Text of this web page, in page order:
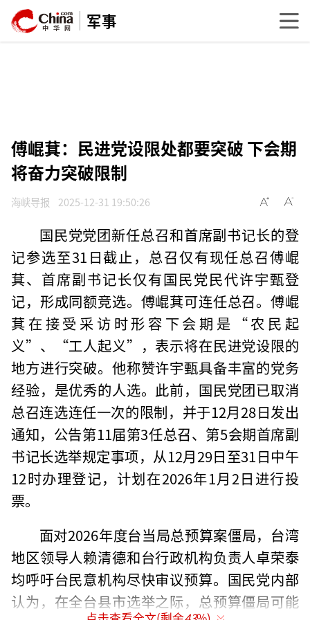
军事
傅崐萁：民进党设限处都要突破 下会期
将奋力突破限制
海峡导报 2025-12-31 19:50:26
国民党党团新任总召和首席副书记长的登
记参选至31日截止，总召仅有现任总召傅崐
萁、首席副书记长仅有国民党民代许宇甄登
记，形成同额竞选。傅崐萁可连任总召。傅崐
萁在接受采访时形容下会期是“农民起
义”、“工人起义”，表示将在民进党设限的
地方进行突破。他称赞许宇甄具备丰富的党务
经验，是优秀的人选。此前，国民党团已取消
总召连选连任一次的限制，并于12月28日发出
通知，公告第11届第3任总召、第5会期首席副
书记长选举规定事项，从12月29日至31日中午
12时办理登记，计划在2026年1月2日进行投
票。
面对2026年度台当局总预算案僵局，台湾
地区领导人赖清德和台行政机构负责人卓荣泰
均呼吁台民意机构尽快审议预算。国民党内部
认为，在全台县市选举之际，总预算僵局可能